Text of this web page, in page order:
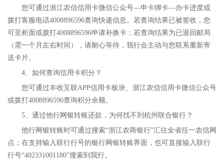
您可通过浙江农信信用卡微信公众号—申卡绑卡—办卡进度或
拨打客服电话4008896596查询快递信息。若查询结果已被签收，您
可至柜面或拨打4008896596申请补换卡；若查询结果为已退回邮局
（需一个月左右时间），请耐心等待，我行会主动与您联系重新寄
送卡片。
4、如何查询信用卡积分？
您可通过丰收互联APP信用卡板块、浙江农信信用卡微信公众号
或拨打4008896596查询积分余额。
5、通过他行网银转账还款，为何找不到杭州联合银行？
他行网银转账时可通过搜索“浙江农商银行”汇往全省任一农信网
点；在支持输入联行行号的银行网银转账界面，也可直接输入联行
行号“402331001180”搜索到我行。